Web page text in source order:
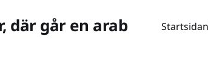
där går en arab Startsidan